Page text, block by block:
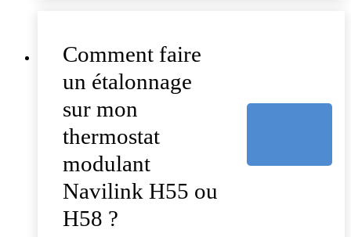
Comment faire
un étalonnage
sur mon
thermostat
modulant
Navilink H55 ou
H58 ?